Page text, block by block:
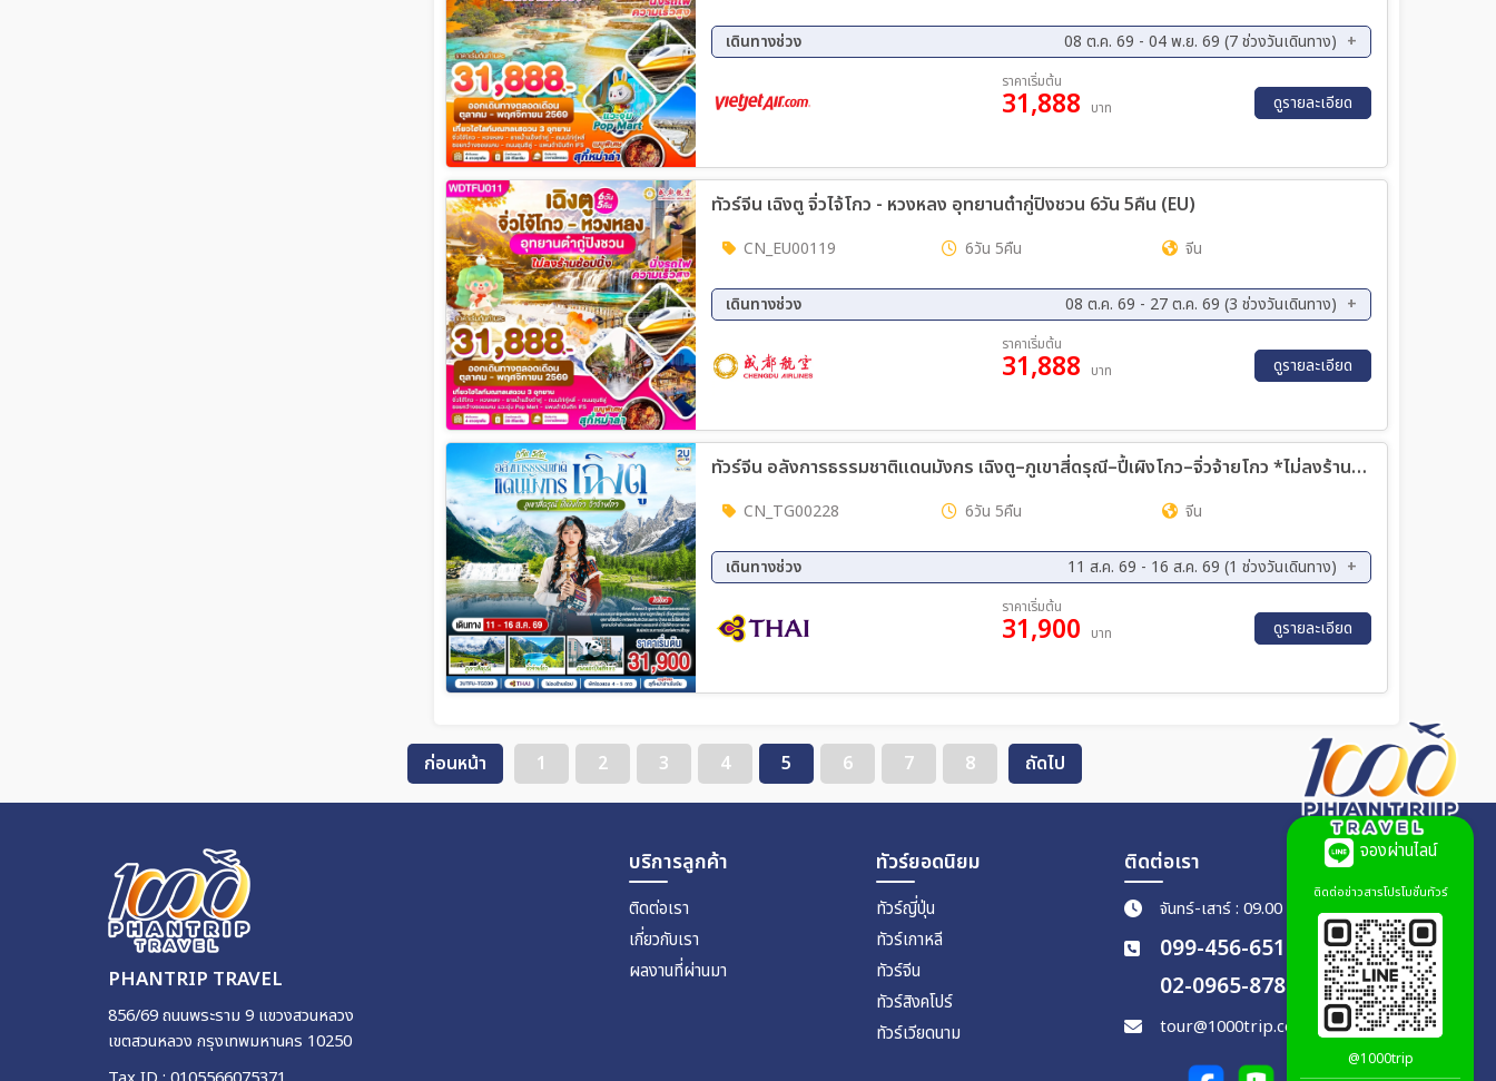
เดินทางช่วง
08 ต.ค. 69 - 04 พ.ย. 69 (7 ช่วงวันเดินทาง)
10 ต.ค. 69 - 15 ต.ค. 69
27 ต.ค. 69 - 01 พ.ย. 69
28 ต.ค. 69 - 02 พ.ย. 69
29 ต.ค. 69 - 03 พ.ย. 69
ราคาเริ่มต้น
31,888 บาท ดูรายละเอียด
ทัวร์จีน เฉิงตู จิ่วไจ้โกว - หวงหลง อุทยานต๋ากู่ปิงชวน 6วัน 5คืน (EU)
CN_EU00119 6วัน 5คืน จีน
เดินทางช่วง
08 ต.ค. 69 - 27 ต.ค. 69 (3 ช่วงวันเดินทาง)
15 ต.ค. 69 - 20 ต.ค. 69
ราคาเริ่มต้น
31,888 บาท ดูรายละเอียด
ทัวร์จีน อลังการธรรมชาติแดนมังกร เฉิงตู–ภูเขาสี่ดรุณี–ปี้เผิงโกว–จิ่วจ้ายโกว *ไม่ลงร้านช้อป* 6วัน 5คืน (TG)
CN_TG00228 6วัน 5คืน จีน
เดินทางช่วง
11 ส.ค. 69 - 16 ส.ค. 69 (1 ช่วงวันเดินทาง)
ราคาเริ่มต้น
31,900 บาท ดูรายละเอียด
ก่อนหน้า 1 2 3 4 5 6 7 8 ถัดไป
PHANTRIP TRAVEL
856/69 ถนนพระราม 9 แขวงสวนหลวง
เขตสวนหลวง กรุงเทพมหานคร 10250
บริการลูกค้า
ติดต่อเรา
เกี่ยวกับเรา
ผลงานที่ผ่านมา
ทัวร์ยอดนิยม
ทัวร์ญี่ปุ่น
ทัวร์เกาหลี
ทัวร์จีน
ทัวร์สิงคโปร์
ทัวร์เวียดนาม
ติดต่อเรา
จันทร์-เสาร์ : 09.00 - 18.00 น.
099-456-6511
02-0965-878
tour@1000trip.com
จองผ่านไลน์
ติดต่อข่าวสารโปรโมชั่นทัวร์
@1000trip